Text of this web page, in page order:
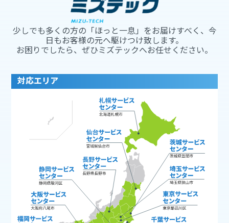
少しでも多くの方の「ほっと一息」をお届けすべく、今
日もお客様の元へ駆けつけ致します。
お困りでしたら、ぜひミズテックへお任せください。
対応エリア